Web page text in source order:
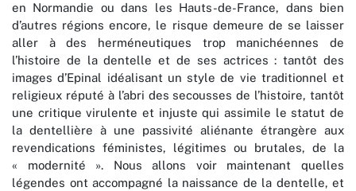
en Normandie ou dans les Hauts-de-France, dans bien
d’autres régions encore, le risque demeure de se laisser
aller à des herméneutiques trop manichéennes de
l’histoire de la dentelle et de ses actrices : tantôt des
images d’Epinal idéalisant un style de vie traditionnel et
religieux réputé à l’abri des secousses de l’histoire, tantôt
une critique virulente et injuste qui assimile le statut de
la dentellière à une passivité aliénante étrangère aux
revendications féministes, légitimes ou brutales, de la
« modernité ». Nous allons voir maintenant quelles
légendes ont accompagné la naissance de la dentelle, et